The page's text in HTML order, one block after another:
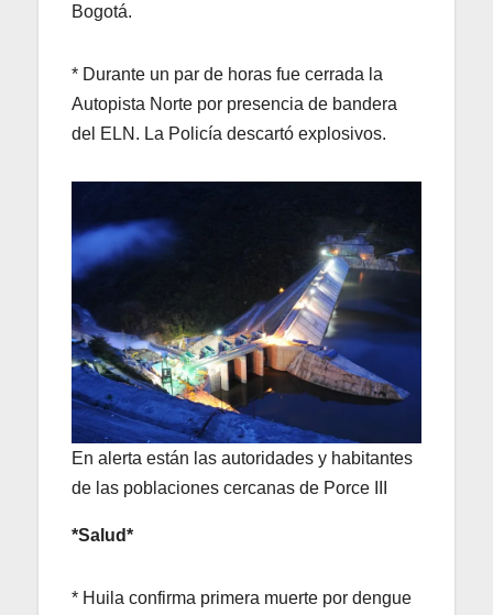
Bogotá.
* Durante un par de horas fue cerrada la
Autopista Norte por presencia de bandera
del ELN. La Policía descartó explosivos.
En alerta están las autoridades y habitantes
de las poblaciones cercanas de Porce III
*Salud*
* Huila confirma primera muerte por dengue